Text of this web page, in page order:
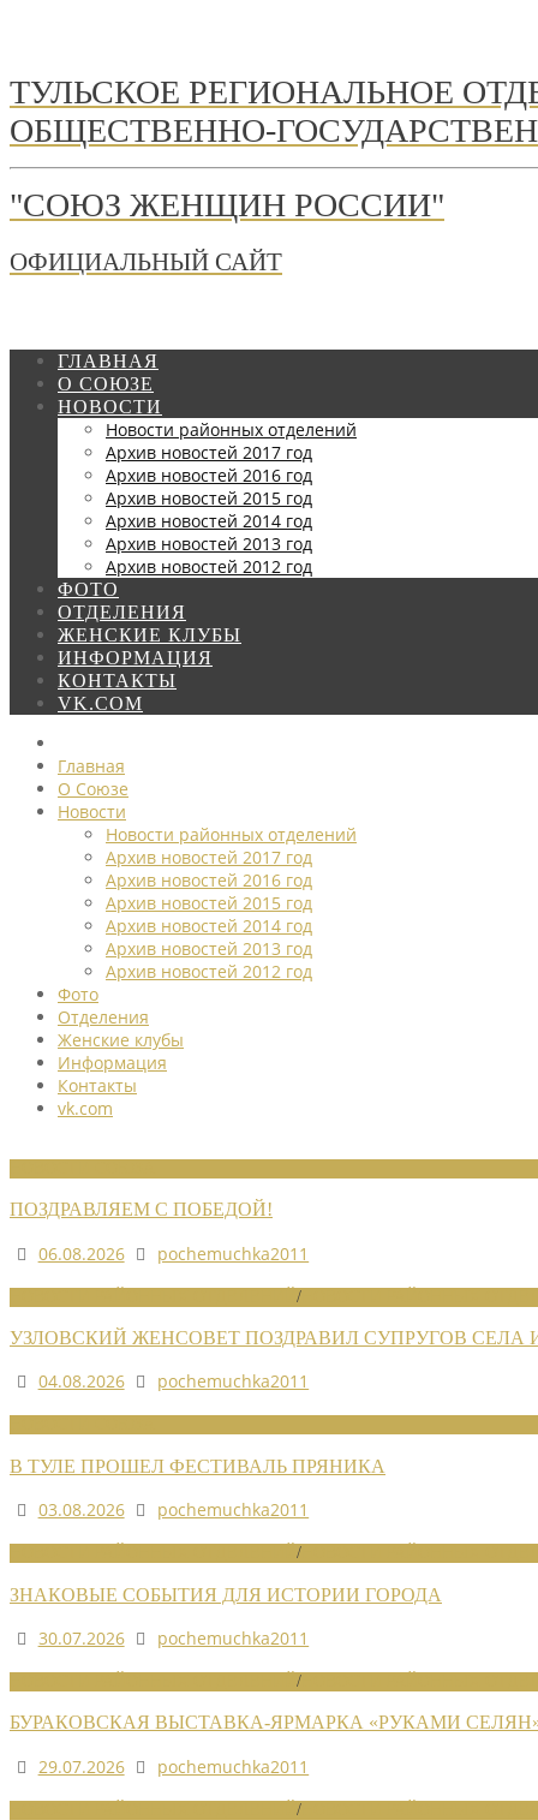
ТУЛЬСКОЕ РЕГИОНАЛЬНОЕ
ОБЩЕСТВЕННО-
"СОЮЗ ЖЕНЩИН РОССИИ"
ОФИЦИАЛЬНЫЙ САЙТ
ГЛАВНАЯ
О СОЮЗЕ
НОВОСТИ
Новости районных отделений
Архив новостей 2017 год
Архив новостей 2016 год
Архив новостей 2015 год
Архив новостей 2014 год
Архив новостей 2013 год
Архив новостей 2012 год
ФОТО
ОТДЕЛЕНИЯ
ЖЕНСКИЕ КЛУБЫ
ИНФОРМАЦИЯ
КОНТАКТЫ
VK.COM
Главная
О Союзе
Новости
Новости районных отделений
Архив новостей 2017 год
Архив новостей 2016 год
Архив новостей 2015 год
Архив новостей 2014 год
Архив новостей 2013 год
Архив новостей 2012 год
Фото
Отделения
Женские клубы
Информация
Контакты
vk.com
ПОЗДРАВЛЯЕМ С ПОБЕДОЙ!
06.08.2026
pochemuchka2011
/
УЗЛОВСКИЙ ЖЕНСОВЕТ ПОЗДРАВИЛ СУПРУГОВ СЕЛА
04.08.2026
pochemuchka2011
В ТУЛЕ ПРОШЕЛ ФЕСТИВАЛЬ ПРЯНИКА
03.08.2026
pochemuchka2011
/
ЗНАКОВЫЕ СОБЫТИЯ ДЛЯ ИСТОРИИ ГОРОДА
30.07.2026
pochemuchka2011
/
БУРАКОВСКАЯ ВЫСТАВКА-ЯРМАРКА «РУКАМИ
29.07.2026
pochemuchka2011
/